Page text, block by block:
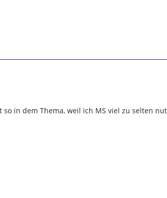
so in dem Thema, weil ich MS viel zu selten